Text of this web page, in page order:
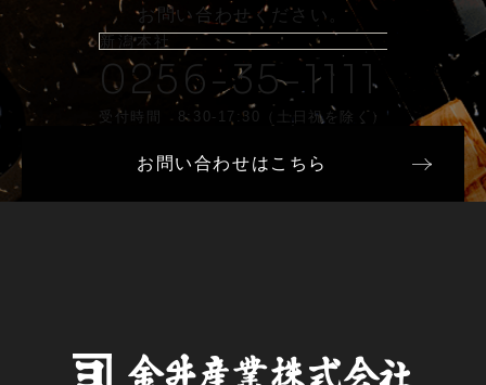
お問い合わせください。
新潟本社
0256-35-1111
受付時間 8:30-17:30（土日祝を除く）
お問い合わせはこちら